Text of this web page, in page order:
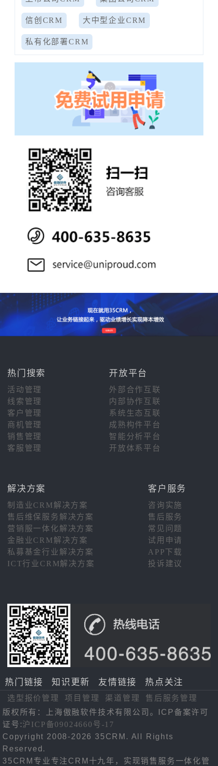
信创CRM 大中型企业CRM
私有化部署CRM
热门搜索 开放平台
活动管理
外部合作互联
线索管理
内部协作互联
客户管理
系统生态互联
商机管理
成熟构件平台
销售管理
智能分析平台
客服管理
开放体系平台
解决方案 客户服务
制造业CRM解决方案
咨询实施
售后维保服务解决方案
售后服务
营销服一体化解决方案
常见问题
金融业CRM解决方案
试用申请
私募基金行业解决方案
APP下载
ICT行业CRM解决方案
投诉建议
热门链接 知识更新 友情链接 热点关注
选型报价管理 项目管理 渠道管理
售后服务管理
版权所有：上海傲融软件技术有限公司。ICP备案许可
证号:沪ICP备09024660号-17
Copyright 2008-2026 35CRM. All Rights
Reserved.
35CRM专业专注CRM十九年，实现销售服务一体化管